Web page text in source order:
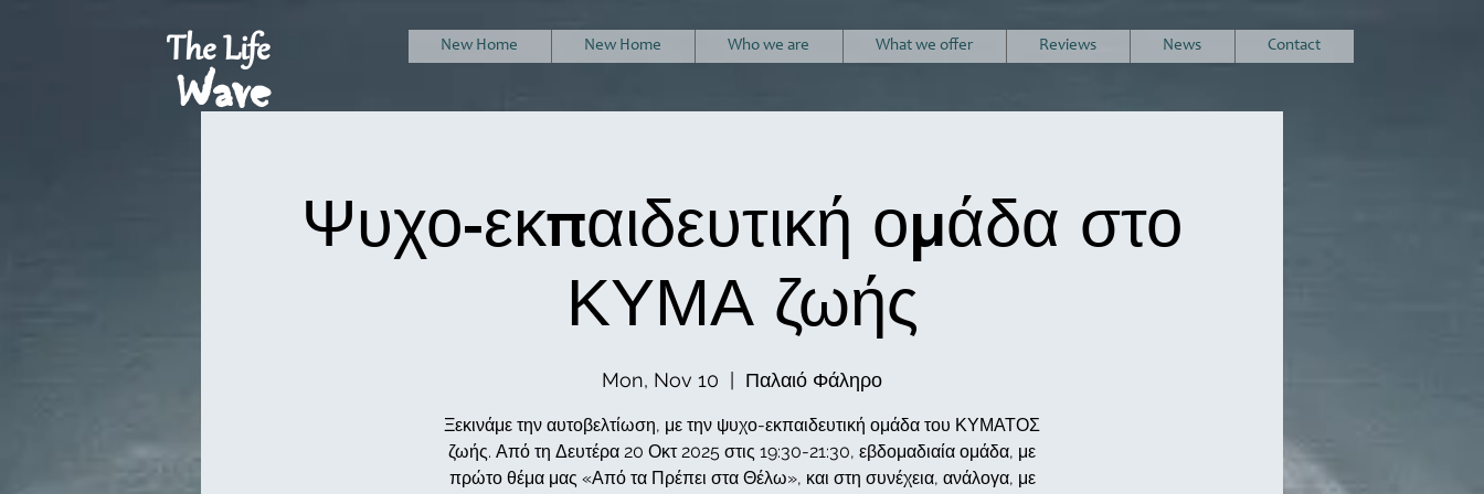
The Life
Wave
New Home New Home Who we are What we offer Reviews News Contact
Ψυχο-εκπαιδευτική ομάδα στο
ΚΥΜΑ ζωής
Mon, Nov 10 Παλαιό Φάληρο
Ξεκινάμε την αυτοβελτίωση, με την ψυχο-εκπαιδευτική ομάδα του ΚΥΜΑΤΟΣ
ζωής. Από τη Δευτέρα 20 Οκτ 2025 στις 19:30-21:30, εβδομαδιαία ομάδα, με
πρώτο θέμα μας «Από τα Πρέπει στα Θέλω», και στη συνέχεια, ανάλογα, με